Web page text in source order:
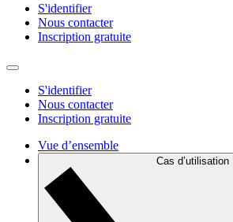
S'identifier
Nous contacter
Inscription gratuite
S'identifier
Nous contacter
Inscription gratuite
Vue d’ensemble
Cas d’utilisation